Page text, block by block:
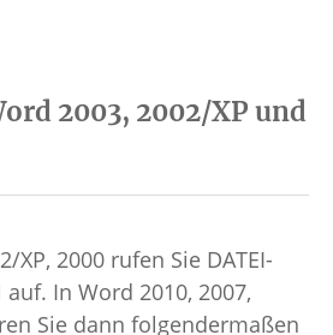
2003, 2002/XP und
XP, 2000 rufen Sie DATEI-
auf. In Word 2010, 2007,
Sie dann folgendermaßen